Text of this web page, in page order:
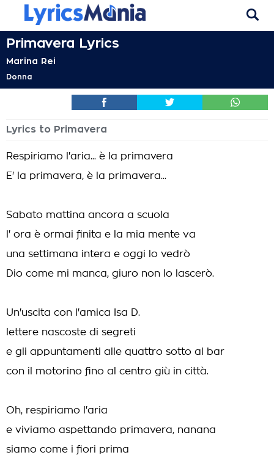
Primavera Lyrics
Marina Rei
Donna
Lyrics to Primavera
Respiriamo l'aria... è la primavera
E' la primavera, è la primavera...
Sabato mattina ancora a scuola
l' ora è ormai finita e la mia mente va
una settimana intera e oggi lo vedrò
Dio come mi manca, giuro non lo lascerò.
Un'uscita con l'amica Isa D.
lettere nascoste di segreti
e gli appuntamenti alle quattro sotto al bar
con il motorino fino al centro giù in città.
Oh, respiriamo l'aria
e viviamo aspettando primavera, nanana
siamo come i fiori prima